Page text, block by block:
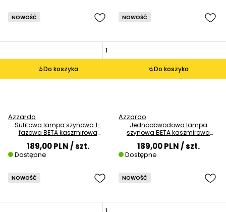
Do koszyka
NOWOŚĆ
Azzardo
Sufitowa lampa szynowa 1-
fazowa BETA kaszmirowa
AZ7349 9W 3000K belka
189,00 PLN/ szt.
Dostępne
Do koszyka
NOWOŚĆ
Azzardo
Jednoobwodowa lampa
szynowa BETA kaszmirowa
AZ7370 LED 9W 4000K listwa
189,00 PLN/ szt.
Dostępne
NOWOŚĆ NOWOŚĆ